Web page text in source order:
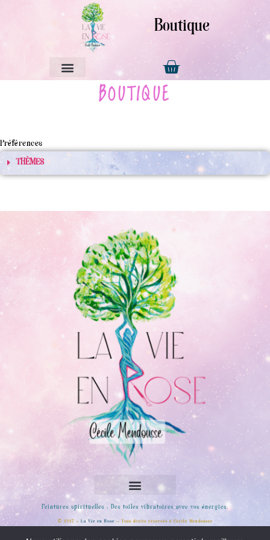
Boutique
BOUTIQUE
Préférences
THÈMES​
Peintures spirituelles : Des toiles vibratoires avec vos énergies.
© 2017 – La Vie en Rose – Tous droits réservés à Cécile Mendousse